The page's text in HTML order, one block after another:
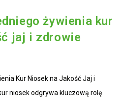
żywienia kur
jaj i zdrowie
Kur Niosek na Jakość Jaj i
niosek odgrywa kluczową rolę